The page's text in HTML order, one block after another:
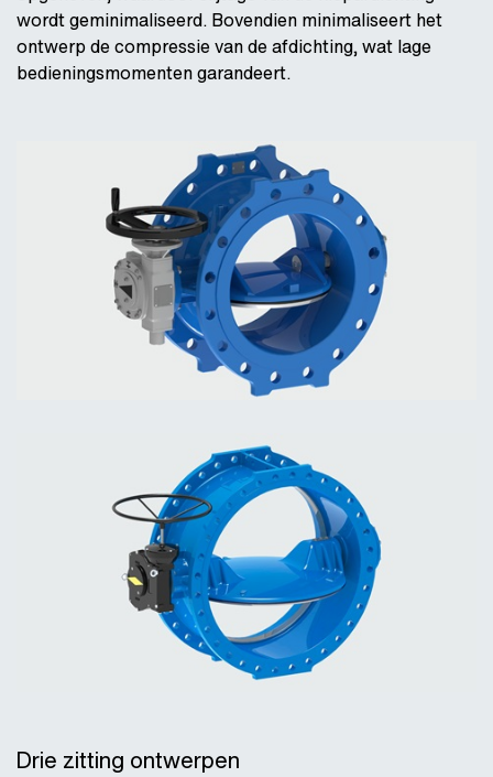
wordt geminimaliseerd. Bovendien minimaliseert het
ontwerp de compressie van de afdichting, wat lage
bedieningsmomenten garandeert.
Drie zitting ontwerpen